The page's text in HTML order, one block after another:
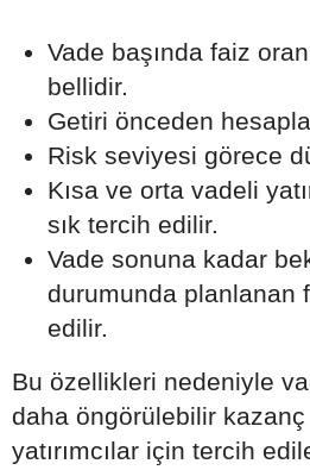
Vade başında faiz
bellidir.
Getiri önceden
Risk seviyesi görece
Kısa ve orta vadeli
sık tercih edilir.
Vade sonuna kadar
durumunda planlanan
edilir.
Bu özellikleri nedeniyle
daha öngörülebilir
yatırımcılar için tercih